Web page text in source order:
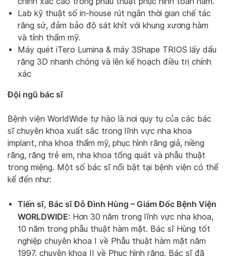
Lab kỹ thuật số in-house rút ngắn thời gian chế tác
răng sứ, đảm bảo độ sát khít với khung xương hàm
và tính thẩm mỹ.
Máy quét iTero Lumina & máy 3Shape TRIOS lấy dấu
răng 3D nhanh chóng và lên kế hoạch điều trị chính
xác
Đội ngũ bác sĩ
Bệnh viện WorldWide tự hào là nơi quy tụ của các bác
sĩ chuyên khoa xuất sắc trong lĩnh vực nha khoa
implant, nha khoa thẩm mỹ, phục hình răng giả, niềng
răng, răng trẻ em, nha khoa tổng quát và phẫu thuật
trong miệng. Một số bác sĩ nổi bật tại bệnh viện có thể
kể đến như:
Tiến sĩ, Bác sĩ Đỗ Đình Hùng – Giám Đốc Bệnh Viện
WORLDWIDE: Hơn 30 năm trong lĩnh vực nha khoa,
10 năm trong phẫu thuật hàm mặt. Bác sĩ Hùng tốt
nghiệp chuyên khoa I về Phẫu thuật hàm mặt năm
1997, chuyên khoa II về Phục hình răng. Bác sĩ đã